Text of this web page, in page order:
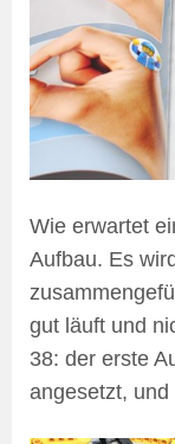
Wie erwartet
Aufbau. Es
gut läuft und
38: der erste
angesetzt,